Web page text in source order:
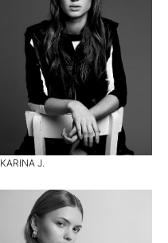
KARINA J.